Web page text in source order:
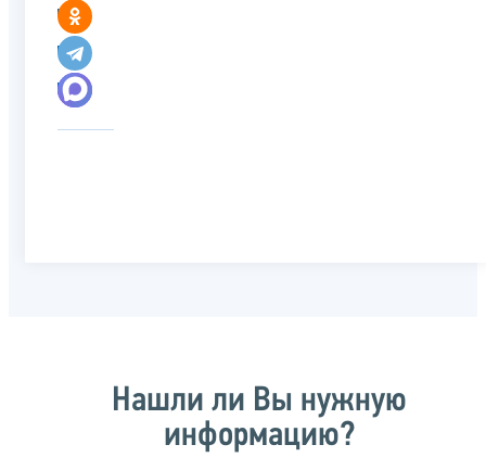
Нашли ли Вы нужную
информацию?